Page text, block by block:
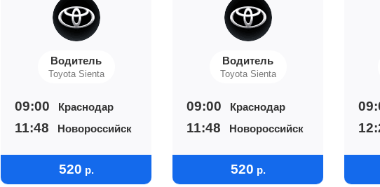
Водитель
Toyota Sienta
09:00 Краснодар
11:48 Новороссийск
520 р.
Водитель
Toyota Sienta
09:00 Краснодар
11:48 Новороссийск
520 р.